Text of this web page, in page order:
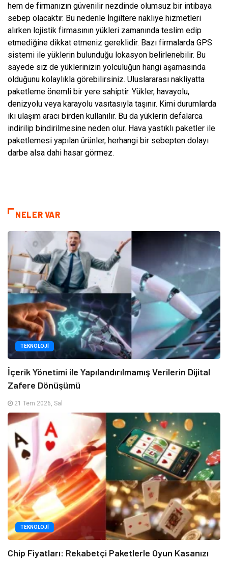
hem de firmanızın güvenilir nezdinde olumsuz bir intibaya
sebep olacaktır. Bu nedenle İngiltere nakliye hizmetleri
alırken lojistik firmasının yükleri zamanında teslim edip
etmediğine dikkat etmeniz gereklidir. Bazı firmalarda GPS
sistemi ile yüklerin bulunduğu lokasyon belirlenebilir. Bu
sayede siz de yüklerinizin yolculuğun hangi aşamasında
olduğunu kolaylıkla görebilirsiniz. Uluslararası nakliyatta
paketleme önemli bir yere sahiptir. Yükler, havayolu,
denizyolu veya karayolu vasıtasıyla taşınır. Kimi durumlarda
iki ulaşım aracı birden kullanılır. Bu da yüklerin defalarca
indirilip bindirilmesine neden olur. Hava yastıklı paketler ile
paketlemesi yapılan ürünler, herhangi bir sebepten dolayı
darbe alsa dahi hasar görmez.
NELER VAR
TEKNOLOJI
İçerik Yönetimi ile Yapılandırılmamış Verilerin Dijital
Zafere Dönüşümü
21 Tem 2026, Sal
TEKNOLOJI
Chip Fiyatları: Rekabetçi Paketlerle Oyun Kasanızı